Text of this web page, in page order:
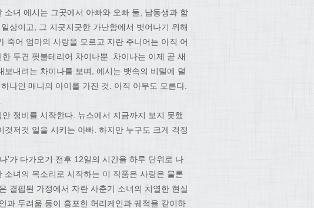
녀 에시는 그곳에서 아빠와 오빠 둘, 남동생과 함
상이고, 그 지긋지긋한 가난함에서 벗어나기 위해
죽어 엄마의 사랑을 모르고 자란 주니어는 아직 어
투견 핏불테리어 차이나뿐. 차이나는 이제 곧 새
내려는 차이나를 보며, 에시는 뱃속의 비밀에 덜
나인 매니의 아이를 가진 것. 아직 아무도 모른다.
정비를 시작한다. 뉴스에서 지금까지 보지 못했
저것 일을 시키는 아빠. 하지만 누구도 크게 걱정
’가 다가오기 전후 12일의 시간을 하루 단위로 나
녀의 목소리로 시작하는 이 작품은 사랑은 물론
결핍된 가정에서 자란 사춘기 소녀의 치열한 현실
과 두려움 등이 흉포한 허리케인과 궤적을 같이하